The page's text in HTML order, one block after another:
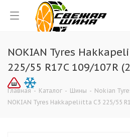
NOKIAN Tyres
225/55 R17C 109/107R
Главная - Каталог - Шины - Nokian
NOKIAN Tyres Hakkapeliitta C3 225/55